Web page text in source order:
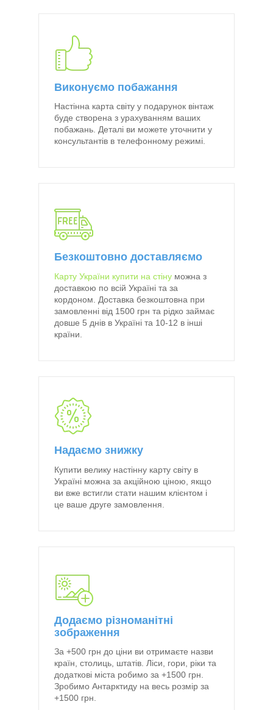
Виконуємо побажання
Настінна карта світу у подарунок вінтаж
буде створена з урахуванням ваших
побажань. Деталі ви можете уточнити у
консультантів в телефонному режимі.
Безкоштовно доставляємо
Карту України купити на стіну можна з
доставкою по всій Україні та за
кордоном. Доставка безкоштовна при
замовленні від 1500 грн та рідко займає
довше 5 днів в Україні та 10-12 в інші
країни.
Надаємо знижку
Купити велику настінну карту світу в
Україні можна за акційною ціною, якщо
ви вже встигли стати нашим клієнтом і
це ваше друге замовлення.
Додаємо різноманітні
зображення
За +500 грн до ціни ви отримаєте назви
країн, столиць, штатів. Ліси, гори, ріки та
додаткові міста робимо за +1500 грн.
Зробимо Антарктиду на весь розмір за
+1500 грн.